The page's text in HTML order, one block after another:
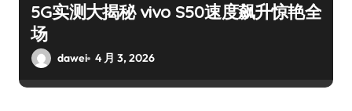
5G实测大揭秘 vivo S50速度飙升惊艳全
场
dawei 4 月 3, 2026